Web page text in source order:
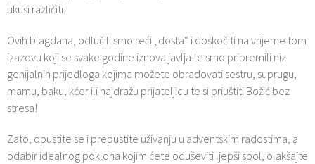
ukusi različiti.
Ovih blagdana, odlučili smo reći „dosta“ i doskočiti na vrijeme tom
izazovu koji se svake godine iznova javlja te smo pripremili niz
genijalnih prijedloga kojima možete obradovati sestru, suprugu,
mamu, baku, kćer ili najdražu prijateljicu te si priuštiti Božić bez
stresa!
Zato, opustite se i prepustite uživanju u adventskim radostima, a
odabir idealnog poklona kojim ćete oduševiti ljepši spol, olakšajte